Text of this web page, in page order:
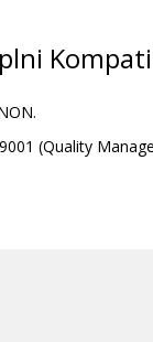
košíka
(Quality